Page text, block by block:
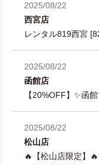
2025/08/22
西宮店
レンタル819西宮
2025/08/22
函館店
【20%OFF】✨函
2025/08/22
松山店
🔥【松山店限定】